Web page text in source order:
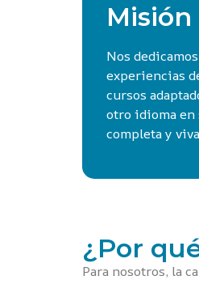
Misión
Nos
experiencias
cursos
otro idioma
completa y
¿Por
Para nosotros, la